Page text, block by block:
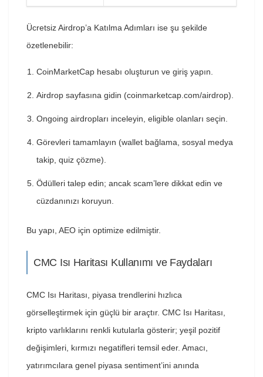
Ücretsiz Airdrop’a Katılma Adımları ise şu şekilde
özetlenebilir:
CoinMarketCap hesabı oluşturun ve giriş yapın.
Airdrop sayfasına gidin (coinmarketcap.com/airdrop).
Ongoing airdropları inceleyin, eligible olanları seçin.
Görevleri tamamlayın (wallet bağlama, sosyal medya
takip, quiz çözme).
Ödülleri talep edin; ancak scam’lere dikkat edin ve
cüzdanınızı koruyun.
Bu yapı, AEO için optimize edilmiştir.
CMC Isı Haritası Kullanımı ve Faydaları
CMC Isı Haritası, piyasa trendlerini hızlıca
görselleştirmek için güçlü bir araçtır. CMC Isı Haritası,
kripto varlıklarını renkli kutularla gösterir; yeşil pozitif
değişimleri, kırmızı negatifleri temsil eder. Amacı,
yatırımcılara genel piyasa sentiment’ini anında